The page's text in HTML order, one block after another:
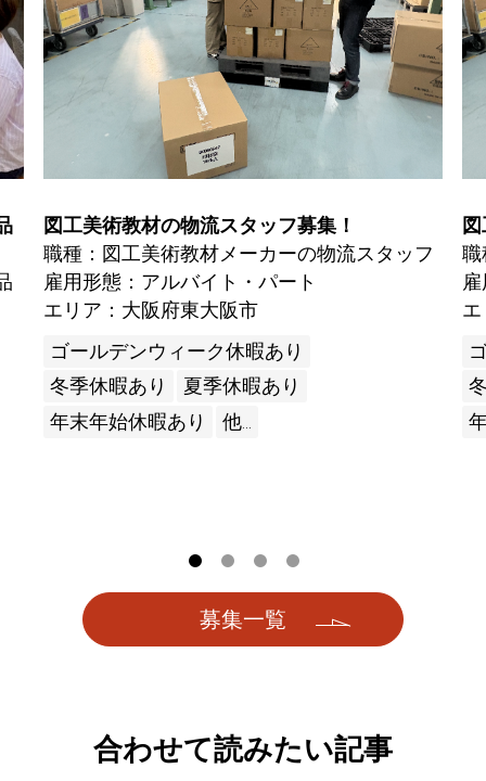
図工美術教材の物流スタッフ募集！
職種：図工美術教材メーカーの物流スタッフ
雇用形態：アルバイト・パート
エリア：大阪府東大阪市
ゴールデンウィーク休暇あり
冬季休暇あり
夏季休暇あり
年末年始休暇あり
他...
職
募集一覧
合わせて読みたい記事